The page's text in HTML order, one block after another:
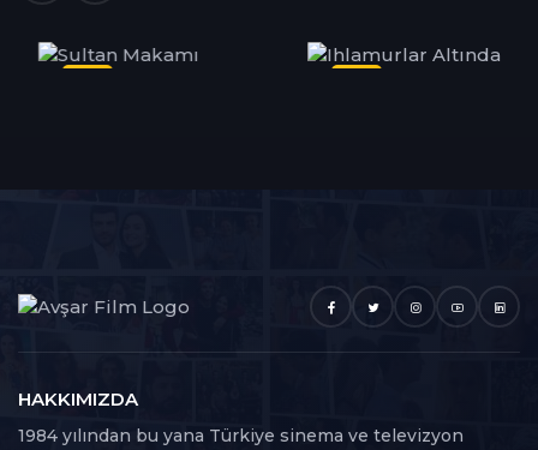
HAKKIMIZDA
1984 yılından bu yana Türkiye sinema ve televizyon